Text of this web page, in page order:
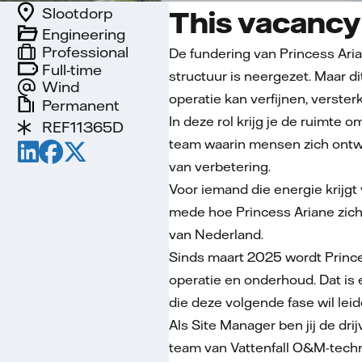
Full-time
Wind
Engineering
Professional
Slootdorp
Permanent
REF11365D
This
De fundering van Princess
structuur is neergezet. Maar
operatie kan verfijnen,
In deze rol krijg je de ruimte
team waarin mensen zich
van verbetering.
Voor iemand die energie
mede hoe Princess Ariane
van Nederland.
Sinds maart 2025 wordt
operatie en onderhoud. Dat
die deze volgende fase wil
Als Site Manager ben jij de
team van Vattenfall O&M-